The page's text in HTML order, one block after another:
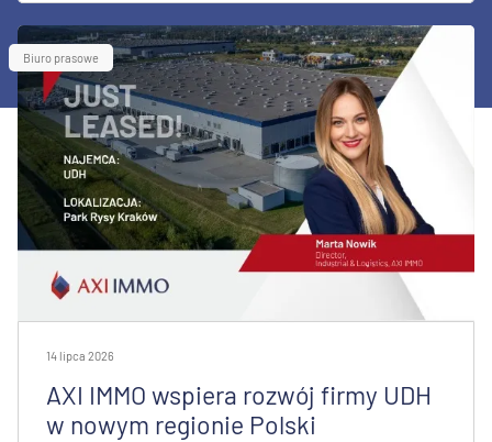
Biuro prasowe
14 lipca 2026
AXI IMMO wspiera rozwój firmy UDH
w nowym regionie Polski